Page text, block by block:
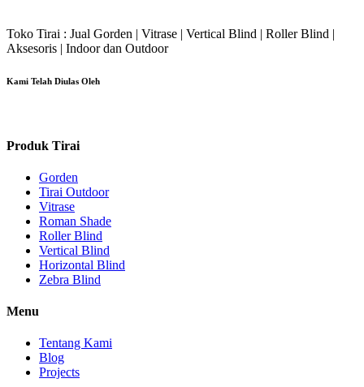
Toko Tirai : Jual Gorden | Vitrase | Vertical Blind | Roller Blind |
Aksesoris | Indoor dan Outdoor
Kami Telah Diulas Oleh
Produk Tirai
Gorden
Tirai Outdoor
Vitrase
Roman Shade
Roller Blind
Vertical Blind
Horizontal Blind
Zebra Blind
Menu
Tentang Kami
Blog
Projects